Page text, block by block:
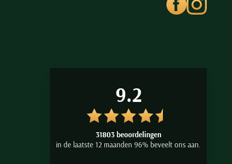
9.2
31803 beoordelingen
in de laatste 12 maanden 96% beveelt ons aan.